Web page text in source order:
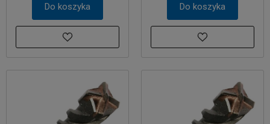
Do koszyka Do koszyka